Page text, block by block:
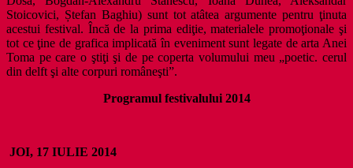
Stoicovici, Ștefan Baghiu) sunt tot atâtea argumente pentru ţinuta
acestui festival. Încă de la prima ediţie, materialele promoţionale şi
tot ce ţine de grafica implicată în eveniment sunt legate de arta Anei
Toma pe care o ştiţi şi de pe coperta volumului meu „poetic. cerul
din delft şi alte corpuri româneşti”.
Programul festivalului 2014
JOI, 17 IULIE 2014